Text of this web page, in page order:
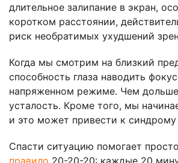
длительное залипание в экран,
коротком расстоянии,
риск необратимых ухудшений
Когда мы смотрим на близкий
способность глаза наводить
напряженном режиме. Чем
усталость. Кроме того, мы
и это может привести к синдрому
Спасти ситуацию помогает